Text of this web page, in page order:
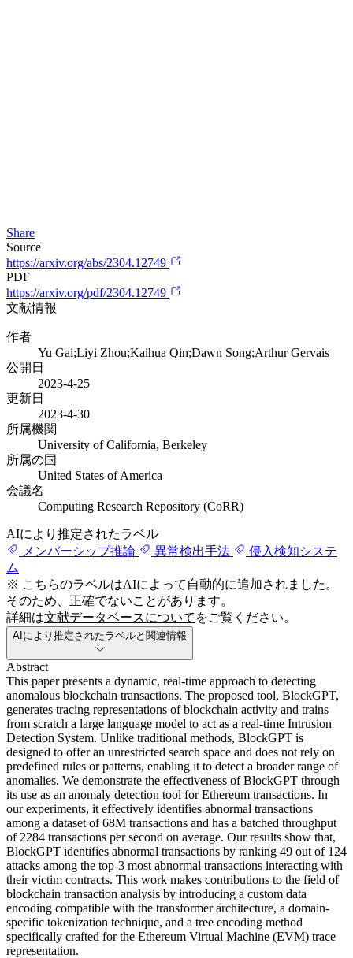
Share
Source
https://arxiv.org/abs/2304.12749
PDF
https://arxiv.org/pdf/2304.12749
文献情報
作者
Yu Gai;Liyi Zhou;Kaihua Qin;Dawn Song;Arthur Gervais
公開日
2023-4-25
更新日
2023-4-30
所属機関
University of California, Berkeley
所属の国
United States of America
会議名
Computing Research Repository (CoRR)
AIにより推定されたラベル
メンバーシップ推論
異常検出手法
侵入検知システ
ム
※ こちらのラベルはAIによって自動的に追加されました。
そのため、正確でないことがあります。
詳細は文献データベースについて をご覧ください。
AIにより推定されたラベルと関連情報
Abstract
This paper presents a dynamic, real-time approach to detecting
anomalous blockchain transactions. The proposed tool, BlockGPT,
generates tracing representations of blockchain activity and trains
from scratch a large language model to act as a real-time Intrusion
Detection System. Unlike traditional methods, BlockGPT is
designed to offer an unrestricted search space and does not rely on
predefined rules or patterns, enabling it to detect a broader range of
anomalies. We demonstrate the effectiveness of BlockGPT through
its use as an anomaly detection tool for Ethereum transactions. In
our experiments, it effectively identifies abnormal transactions
among a dataset of 68M transactions and has a batched throughput
of 2284 transactions per second on average. Our results show that,
BlockGPT identifies abnormal transactions by ranking 49 out of 124
attacks among the top-3 most abnormal transactions interacting with
their victim contracts. This work makes contributions to the field of
blockchain transaction analysis by introducing a custom data
encoding compatible with the transformer architecture, a domain-
specific tokenization technique, and a tree encoding method
specifically crafted for the Ethereum Virtual Machine (EVM) trace
representation.